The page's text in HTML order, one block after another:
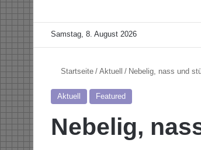
Samstag, 8. August 2026
Startseite / Aktuell / Nebelig, nass und
Aktuell Featured
Nebelig,